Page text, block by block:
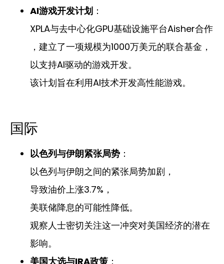
AI游戏开发计划 ：
XPLA与去中心化GPU基础设施平台Aisher合作
，建立了一项规模为1000万美元的联合基金，
以支持AI驱动的游戏开发。
该计划旨在利用AI技术开发高性能游戏。
国际
以色列与伊朗紧张局势 ：
以色列与伊朗之间的紧张局势加剧，
导致油价上涨3.7%，
美联储降息的可能性降低。
观察人士密切关注这一冲突对美国经济的潜在
影响。
美国大选与IRA政策 ：